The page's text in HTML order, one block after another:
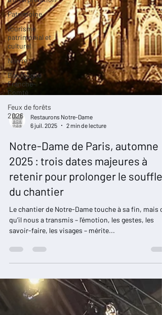
Patrimoine
tourisme
patrimonial et
culturel
Nièvre
Bourgogne
Franche-
Comté
Feux de forêts
2026
Restaurons Notre-Dame
6 juil. 2025
2 min de lecture
Notre-Dame de Paris, automne
2025 : trois dates majeures à
retenir pour prolonger le souffle
du chantier
Le chantier de Notre-Dame touche à sa fin, mais